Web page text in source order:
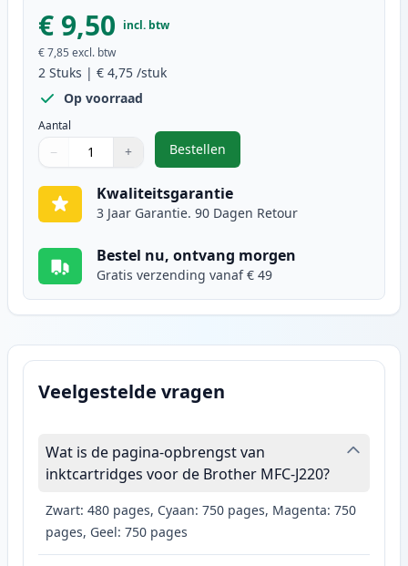
€ 9,50 incl. btw
€ 7,85 excl. btw
2 Stuks | € 4,75 /stuk
Op voorraad
Aantal
Gebruik de knoppen om aan te passen
− +
1
Bestellen
,2 stuks Brother LC985Y
Kwaliteitsgarantie
3 Jaar Garantie. 90 Dagen Retour
Bestel nu, ontvang morgen
Gratis verzending vanaf € 49
Veelgestelde vragen
Wat is de pagina-opbrengst van
inktcartridges voor de Brother MFC-J220?
Zwart: 480 pages, Cyaan: 750 pages, Magenta: 750
pages, Geel: 750 pages